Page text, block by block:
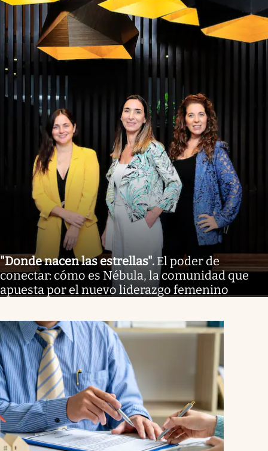
"Donde nacen las estrellas". El poder de
conectar: cómo es Nébula, la comunidad que
apuesta por el nuevo liderazgo femenino